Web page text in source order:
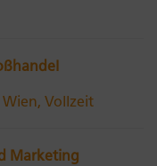
Wien, Vollzeit
Marketing